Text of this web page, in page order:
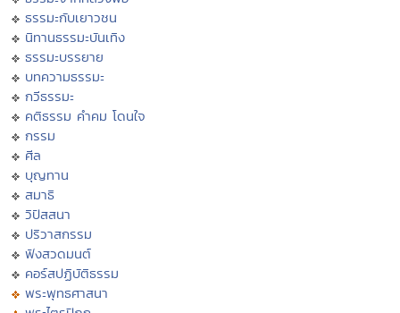
ธรรมะกับเยาวชน
นิทานธรรมะบันเทิง
ธรรมะบรรยาย
บทความธรรมะ
กวีธรรมะ
คติธรรม คำคม โดนใจ
กรรม
ศีล
บุญทาน
สมาธิ
วิปัสสนา
ปริวาสกรรม
ฟังสวดมนต์
คอร์สปฏิบัติธรรม
พระพุทธศาสนา